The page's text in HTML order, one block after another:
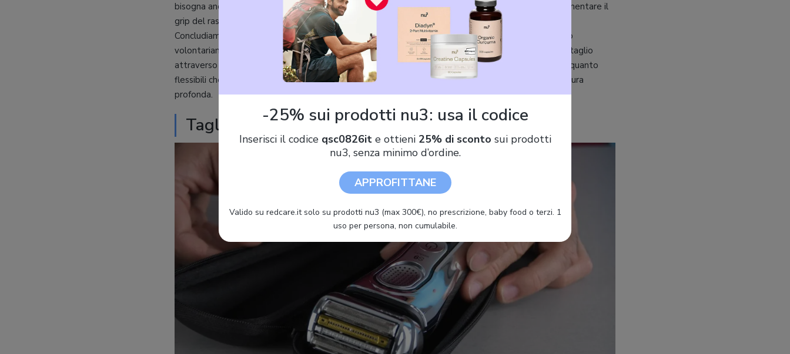
bisogna anche evidenziare il rivestimento in silicone
, elemento posto in zone strategiche per aumentare il
grip del rasoio anche in caso di umidità eccessiva (sudore delle mani o utilizzo sotto la doccia).
Concludiamo questa sezione descrivendo la
testina flessibile 10D, che vista l’importanza abbiamo
volontariamente lasciato per ultima. Questo elemento strutturale, infatti, permette di facilitare il taglio
attraverso un
costante contatto con la pelle . Il blocco lame è costituito da elementi di taglio alquanto
flessibili che, ripetiamo, mantengono aderenza al viso e riducono il numero di passate per una rasatura
profonda.
Taglio: voto 10-25% sui prodotti nu3: usa il codice
Inserisci il codice qsc0826ite ottieni 25% di sconto sui prodotti
nu3, senza minimo d’ordine.
APPROFITTANE
Valido su redcare.it solo su prodotti nu3 (max 300€), no prescrizione, baby food o terzi. 1
uso per persona, non cumulabile.